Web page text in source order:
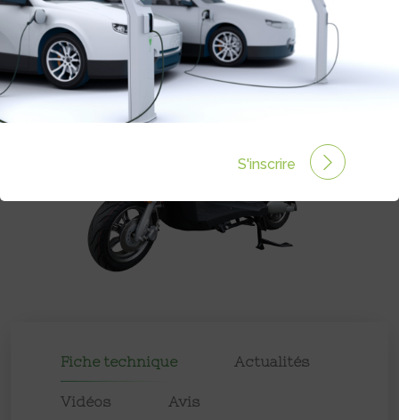
Fiche technique Actualités
Vidéos Avis
S'inscrire